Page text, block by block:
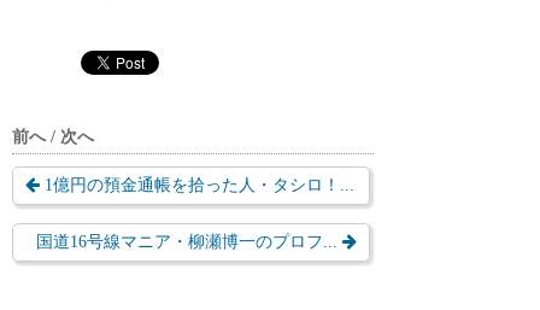
前へ / 次へ
1億円の預金通帳を拾った人・タシロ！...
国道16号線マニア・柳瀬博一のプロフ...